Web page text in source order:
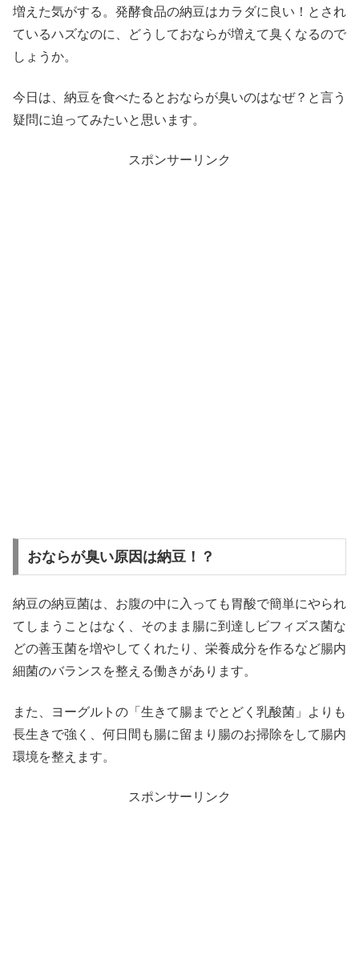
増えた気がする。発酵食品の納豆はカラダに良い！とされ
ているハズなのに、どうしておならが増えて臭くなるので
しょうか。
今日は、納豆を食べたるとおならが臭いのはなぜ？と言う
疑問に迫ってみたいと思います。
スポンサーリンク
おならが臭い原因は納豆！？
納豆の納豆菌は、お腹の中に入っても胃酸で簡単にやられ
てしまうことはなく、そのまま腸に到達しビフィズス菌な
どの善玉菌を増やしてくれたり、栄養成分を作るなど腸内
細菌のバランスを整える働きがあります。
また、ヨーグルトの「生きて腸までとどく乳酸菌」よりも
長生きで強く、何日間も腸に留まり腸のお掃除をして腸内
環境を整えます。
スポンサーリンク